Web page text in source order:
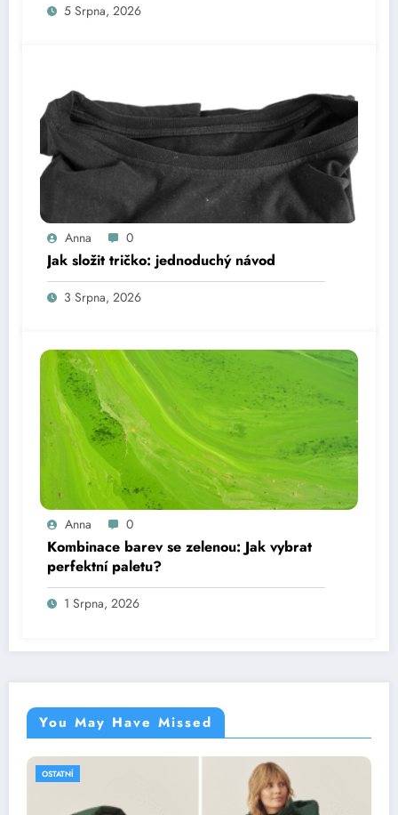
5 Srpna, 2026
Anna 0
Jak složit tričko: jednoduchý návod
3 Srpna, 2026
Anna 0
Kombinace barev se zelenou: Jak vybrat
perfektní paletu?
1 Srpna, 2026
You May Have Missed
OSTATNÍ